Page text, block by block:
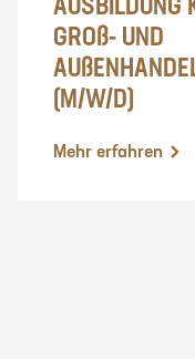
AUSBILDUNG
GROß- UND
(M/W/D)
Mehr erfahren